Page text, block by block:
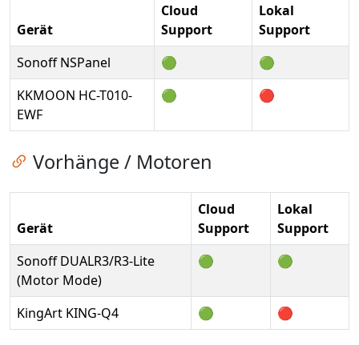
Gerät
Cloud
Support
Lokal
Support
Sonoff NSPanel
🟢
🟢
KKMOON HC-T010-
EWF
🟢 🔴
Zum Kapitel springen
Vorhänge / Motoren
Gerät
Cloud
Support
Lokal
Support
Sonoff DUALR3/R3-Lite
(Motor Mode)
🟢 🟢
KingArt KING-Q4 🟢 🔴